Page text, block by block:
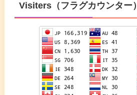
Visiters（フラグカウンター）